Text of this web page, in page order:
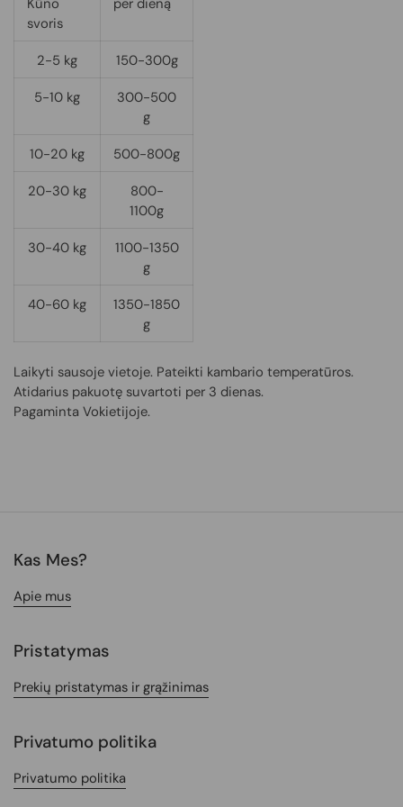
Kūno
svoris
per dieną
2-5 kg 150-300g
5-10 kg
300-500
g
10-20 kg 500-800g
20-30 kg
800-
1100g
30-40 kg
1100-1350
g
40-60 kg
1350-1850
g
Laikyti sausoje vietoje. Pateikti kambario temperatūros.
Atidarius pakuotę suvartoti per 3 dienas.
Pagaminta Vokietijoje.
Kas Mes?
Apie mus
Pristatymas
Prekių pristatymas ir grąžinimas
Privatumo politika
Privatumo politika